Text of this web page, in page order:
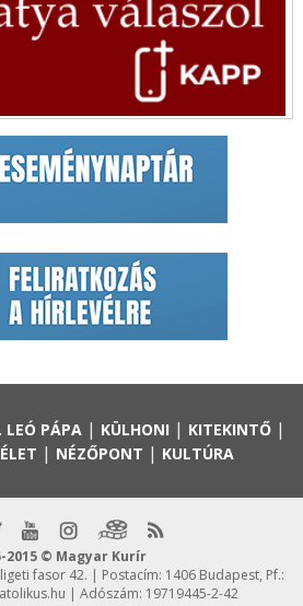
LEÓ PÁPA| KÜLHONI | KITEKINTŐ|
| NÉZŐPONT | KULTÚRA
2015 © Magyar Kurír
fasor 42. | Postacím: 1406 Budapest, Pf.:
| Adószám: 19719445-2-42